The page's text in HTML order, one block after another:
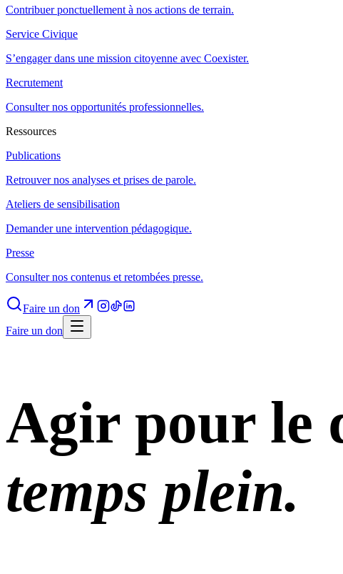
Contribuer ponctuellement à nos actions de terrain.
Service Civique
S’engager dans une mission citoyenne avec Coexister.
Recrutement
Consulter nos opportunités professionnelles.
Ressources
Publications
Retrouver nos analyses et prises de parole.
Ateliers de sensibilisation
Demander une intervention pédagogique.
Presse
Consulter nos contenus et retombées presse.
Faire un don
Faire un don
Agir pour le
temps plein.